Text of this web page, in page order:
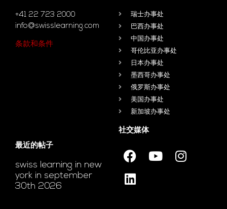
+41 22 723 2000
info@swisslearning.com
条款和条件
瑞士办事处
巴西办事处
中国办事处
哥伦比亚办事处
日本办事处
墨西哥办事处
俄罗斯办事处
美国办事处
新加坡办事处
最近的帖子
swiss learning in new
york in september
30th 2026
社交媒体